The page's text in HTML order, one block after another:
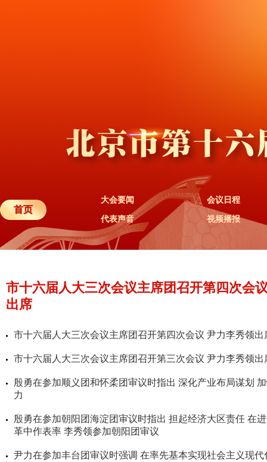
首页
大会要闻 会议日程
代表声音 视频播报
市十六届人大三次会议主席团召开第四次会
出席
市十六届人大三次会议主席团召开第四次会议 尹力李秀领出
市十六届人大三次会议主席团召开第三次会议 尹力李秀领出
殷勇在参加顺义团和怀柔团审议时指出 深化产业布局谋划
力
殷勇在参加朝阳团海淀团审议时指出 担起经济大区责任 在
革中作表率 李秀领参加朝阳团审议
尹力在参加丰台团审议时强调 在率先基本实现社会主义现